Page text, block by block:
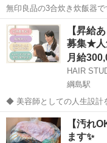
無印良品の3合炊き炊飯器で
神奈川 横浜市 綱島駅
【昇給
募集★人
月給
綱島駅
◆ 美容師としての人生設計
ませんか？ ◆ 美容師として定年の75歳まで安心して働ける環境を整
え、技術だけではなく、マ
容師としての人生設計をしっ
神奈川 横浜市 綱島駅
【汚れ
ます✨